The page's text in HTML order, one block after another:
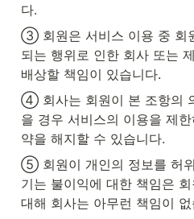
다.
③ 회원은 서비스 이용 중 회
되는 행위로 인한 회사 또는
배상할 책임이 있습니다.
④ 회사는 회원이 본 조항의
을 경우 서비스의 이용을 제
약을 해지할 수 있습니다.
⑤ 회원이 개인의 정보를 허
기는 불이익에 대한 책임은
대해 회사는 아무런 책임이 없